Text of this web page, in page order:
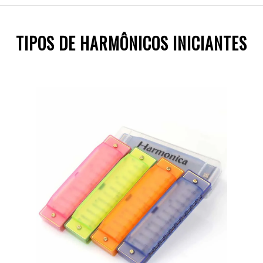
TIPOS DE HARMÔNICOS INICIANTES